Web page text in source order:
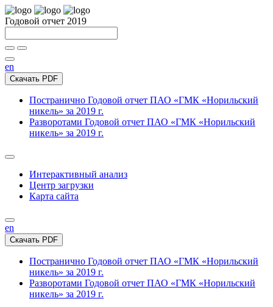
Годовой отчет 2019
en
Скачать PDF
Постранично Годовой отчет ПАО «ГМК «Норильский
никель» за 2019 г.
Разворотами Годовой отчет ПАО «ГМК «Норильский
никель» за 2019 г.
Интерактивный анализ
Центр загрузки
Карта сайта
en
Скачать PDF
Постранично Годовой отчет ПАО «ГМК «Норильский
никель» за 2019 г.
Разворотами Годовой отчет ПАО «ГМК «Норильский
никель» за 2019 г.